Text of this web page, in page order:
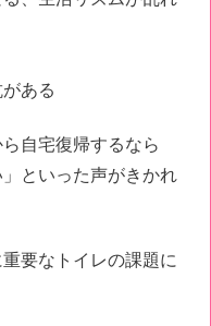
ある
自宅復帰するなら
」といった声がきかれ
要なトイレの課題に